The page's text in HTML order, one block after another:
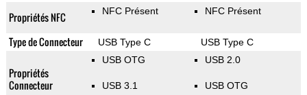
Propriétés NFC NFC Présent NFC Présent
Type de Connecteur USB Type C USB Type C
Propriétés
Connecteur
USB OTG
USB 3.1
USB 2.0
USB OTG